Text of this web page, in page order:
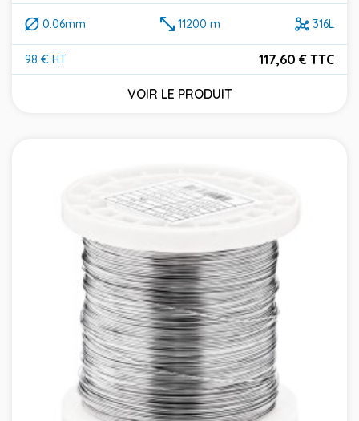
0.06mm 11200 m 316L
98 € HT
Prix
117,60 € TTC
VOIR LE PRODUIT